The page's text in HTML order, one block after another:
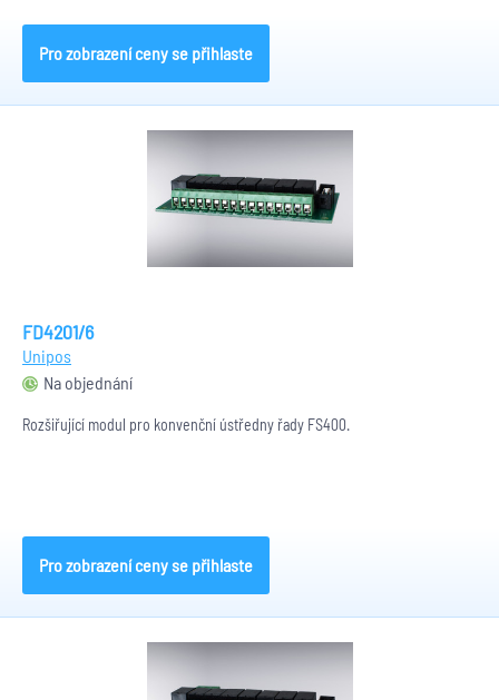
Pro zobrazení ceny se přihlaste
FD4201/6
Unipos
Na objednání
Rozšiřující modul pro konvenční ústředny řady FS400.
Pro zobrazení ceny se přihlaste